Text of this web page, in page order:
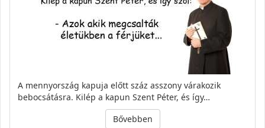
A mennyország kapuja előtt száz asszony várakozik
bebocsátásra. Kilép a kapun Szent Péter, és így…
Bővebben